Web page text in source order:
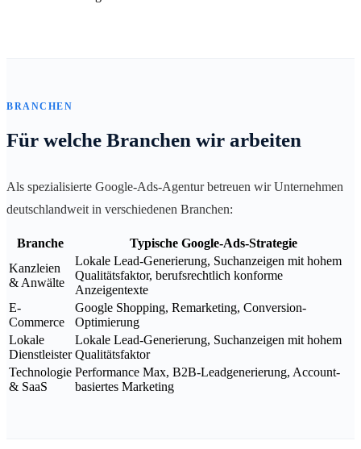
BRANCHEN
Für welche Branchen wir arbeiten
Als spezialisierte Google-Ads-Agentur betreuen wir Unternehmen
deutschlandweit in verschiedenen Branchen:
Branche
Typische Google-Ads-Strategie
Kanzleien
& Anwälte
Lokale Lead-Generierung, Suchanzeigen mit hohem
Qualitätsfaktor, berufsrechtlich konforme
Anzeigentexte
E-
Commerce
Google Shopping, Remarketing, Conversion-
Optimierung
Lokale
Dienstleister
Lokale Lead-Generierung, Suchanzeigen mit hohem
Qualitätsfaktor
Technologie
& SaaS
Performance Max, B2B-Leadgenerierung, Account-
basiertes Marketing